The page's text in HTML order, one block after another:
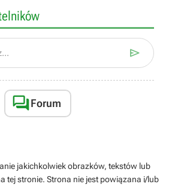

Forum
jakichkolwiek obrazków, tekstów lub
tej stronie. Strona nie jest powiązana i/lub